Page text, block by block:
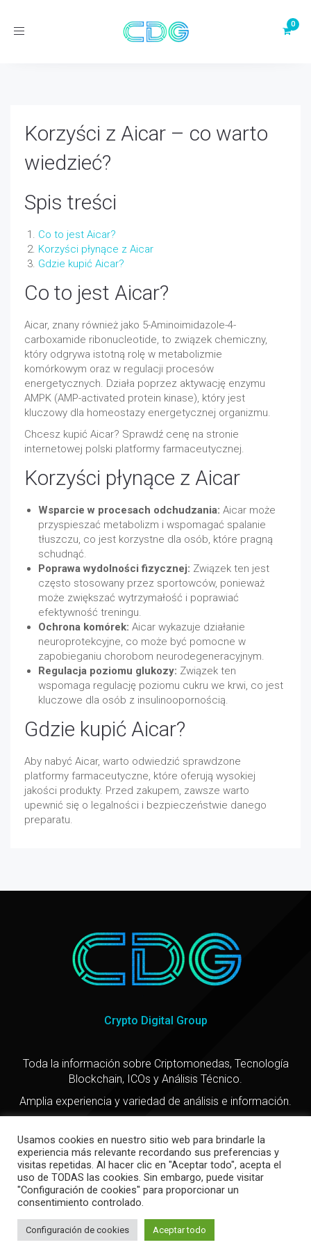
Toggle
Korzyści z Aicar – co warto
wiedzieć?
Spis treści
Co to jest Aicar?
Korzyści płynące z Aicar
Gdzie kupić Aicar?
Co to jest Aicar?
Aicar, znany również jako 5-Aminoimidazole-4-
carboxamide ribonucleotide, to związek chemiczny,
który odgrywa istotną rolę w metabolizmie
komórkowym oraz w regulacji procesów
energetycznych. Działa poprzez aktywację enzymu
AMPK (AMP-activated protein kinase), który jest
kluczowy dla homeostazy energetycznej organizmu.
Chcesz kupić Aicar? Sprawdź cenę na stronie
internetowej polski platformy farmaceutycznej.
Korzyści płynące z Aicar
Wsparcie w procesach odchudzania: Aicar może
przyspieszać metabolizm i wspomagać spalanie
tłuszczu, co jest korzystne dla osób, które pragną
schudnąć.
Poprawa wydolności fizycznej: Związek ten jest
często stosowany przez sportowców, ponieważ
może zwiększać wytrzymałość i poprawiać
efektywność treningu.
Ochrona komórek: Aicar wykazuje działanie
neuroprotekcyjne, co może być pomocne w
zapobieganiu chorobom neurodegeneracyjnym.
Regulacja poziomu glukozy: Związek ten
wspomaga regulację poziomu cukru we krwi, co jest
kluczowe dla osób z insulinoopornością.
Gdzie kupić Aicar?
Aby nabyć Aicar, warto odwiedzić sprawdzone
platformy farmaceutyczne, które oferują wysokiej
jakości produkty. Przed zakupem, zawsze warto
upewnić się o legalności i bezpieczeństwie danego
preparatu.
Crypto Digital Group
Toda la información sobre Criptomonedas, Tecnología
Blockchain, ICOs y Análisis Técnico.
Amplia experiencia y variedad de análisis e información.
Copyright @ 2021
Política de privacidad-Política de cookies
Usamos cookies en nuestro sitio web para brindarle la
experiencia más relevante recordando sus preferencias y
visitas repetidas. Al hacer clic en "Aceptar todo", acepta el
uso de TODAS las cookies. Sin embargo, puede visitar
"Configuración de cookies" para proporcionar un
consentimiento controlado.
Configuración de cookies Aceptar todo